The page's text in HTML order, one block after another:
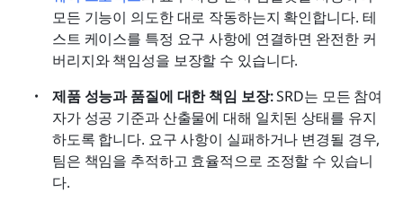
모든 기능이 의도한 대로 작동하는지 확인합니다. 테
스트 케이스를 특정 요구 사항에 연결하면 완전한 커
버리지와 책임성을 보장할 수 있습니다.
제품 성능과 품질에 대한 책임 보장: SRD는 모든 참여
자가 성공 기준과 산출물에 대해 일치된 상태를 유지
하도록 합니다. 요구 사항이 실패하거나 변경될 경우,
팀은 책임을 추적하고 효율적으로 조정할 수 있습니
다.